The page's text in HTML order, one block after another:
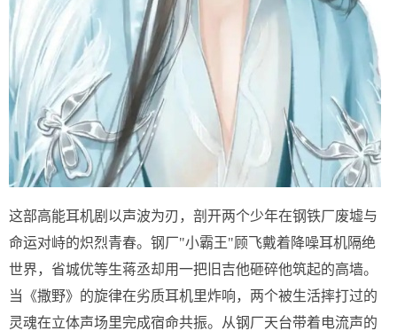
这部高能耳机剧以声波为刃，剖开两个少年在钢铁厂废墟与
命运对峙的炽烈青春。钢厂"小霸王"顾飞戴着降噪耳机隔绝
世界，省城优等生蒋丞却用一把旧吉他砸碎他筑起的高墙。
当《撒野》的旋律在劣质耳机里炸响，两个被生活摔打过的
灵魂在立体声场里完成宿命共振。从钢厂天台带着电流声的